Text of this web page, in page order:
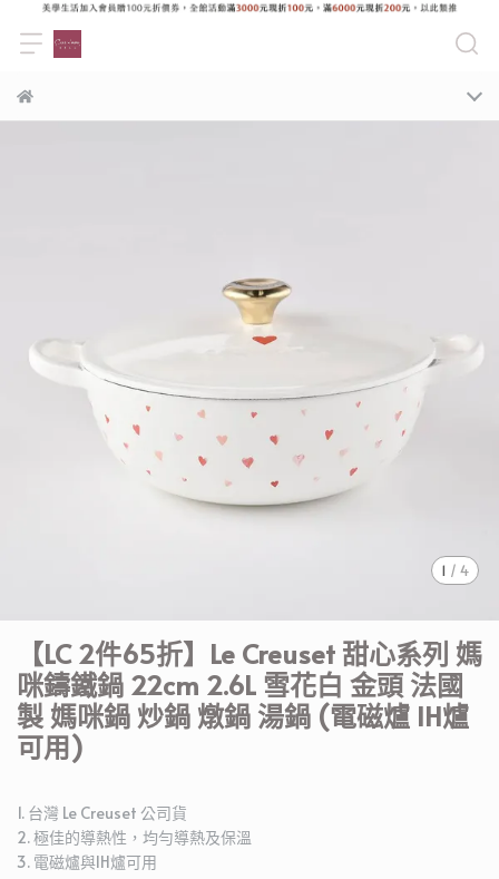
1 / 4
【LC 2件65折】Le Creuset 甜心系列 媽
咪鑄鐵鍋 22cm 2.6L 雪花白 金頭 法國
製 媽咪鍋 炒鍋 燉鍋 湯鍋 (電磁爐 IH爐
可用)
1. 台灣 Le Creuset 公司貨
2. 極佳的導熱性，均勻導熱及保溫
3. 電磁爐與IH爐可用